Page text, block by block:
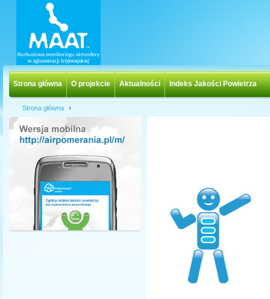
Strona główna O projekcie Aktualności Indeks Jakości Powietrza
Strona główna ›